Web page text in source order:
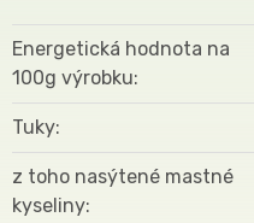
Energetická hodnota na
100g výrobku
Tuky
z toho nasýtené mastné
kyseliny